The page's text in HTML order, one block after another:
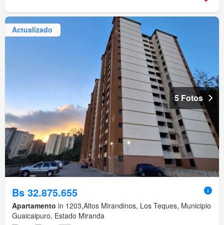
Actualizado
5 Fotos
Bs 32.875.655
Apartamento in 1203,Altos Mirandinos, Los Teques, Municipio
Guaicaipuro, Estado Miranda